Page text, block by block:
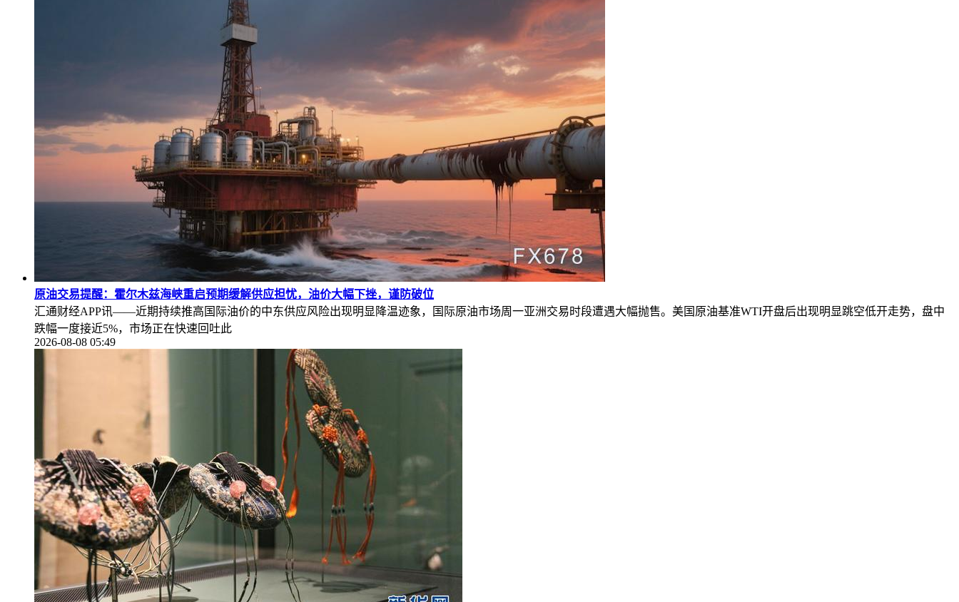
原油交易提醒：霍尔木兹海峡重启预期缓解供应担忧，油价大幅下挫，谨防破位
汇通财经APP讯——近期持续推高国际油价的中东供应风险出现明显降温迹象，国际原油市场周一亚洲交易时段遭遇大幅抛售。美国原油基准WTI开盘后出现明显跳空低开走势，盘中
跌幅一度接近5%，市场正在快速回吐此
2026-08-08 05:49